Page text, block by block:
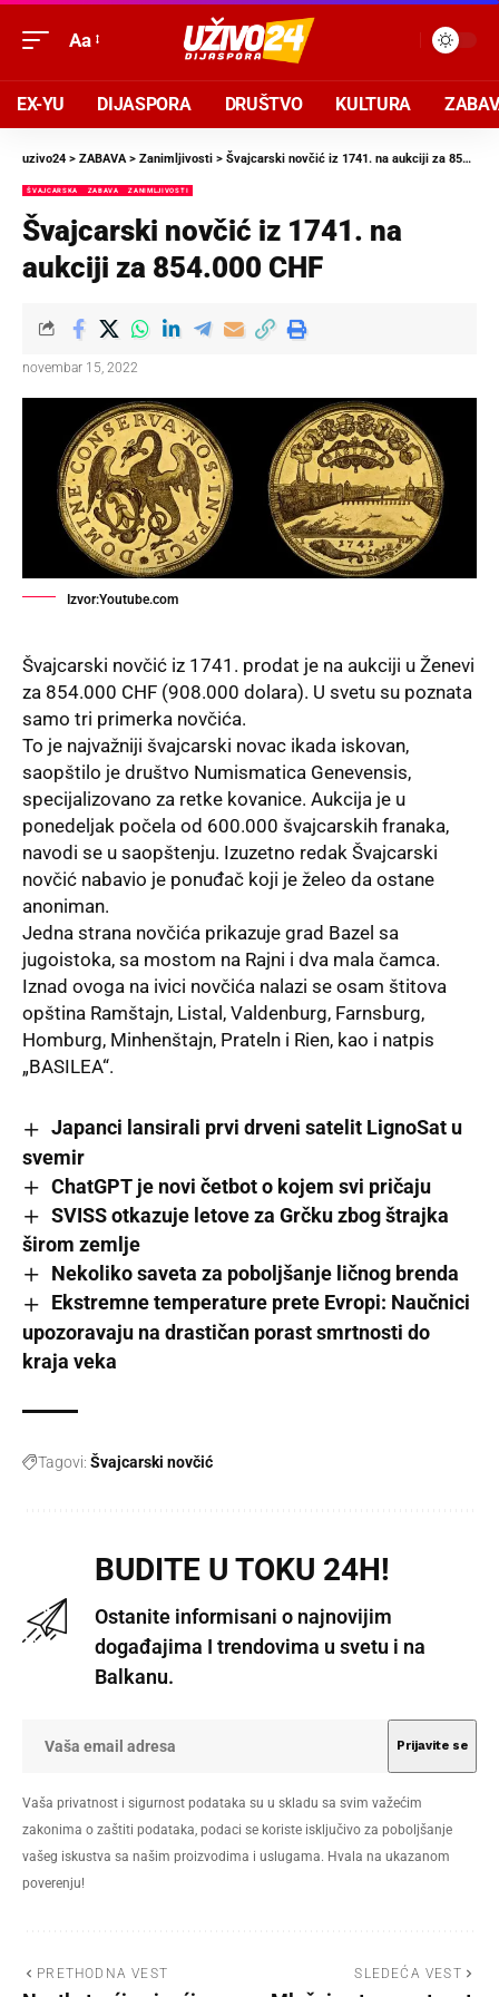
Aa
EX-YU DIJASPORA DRUŠTVO KULTURA
uzivo24 > ZABAVA> Zanimljivosti > Švajcarski novčić iz 1741. na aukciji za 854.000 CHF
ŠVAJCARSKA ZABAVA ZANIMLJIVOSTI
Švajcarski novčić iz 1741. na
aukciji za 854.000 CHF
novembar 15, 2022
Izvor:Youtube.com
Švajcarski novčić iz 1741. prodat je na aukciji u Ženevi
za 854.000 CHF (908.000 dolara). U svetu su poznata
samo tri primerka novčića.
To je najvažniji švajcarski novac ikada iskovan,
saopštilo je društvo Numismatica Genevensis,
specijalizovano za retke kovanice. Aukcija je u
ponedeljak počela od 600.000 švajcarskih franaka,
navodi se u saopštenju. Izuzetno redak Švajcarski
novčić nabavio je ponuđač koji je želeo da ostane
anoniman.
Jedna strana novčića prikazuje grad Bazel sa
jugoistoka, sa mostom na Rajni i dva mala čamca.
Iznad ovoga na ivici novčića nalazi se osam štitova
opština Ramštajn, Listal, Valdenburg, Farnsburg,
Homburg, Minhenštajn, Prateln i Rien, kao i natpis
„BASILEA“.
Japanci lansirali prvi drveni satelit LignoSat u
svemir
ChatGPT je novi četbot o kojem svi pričaju
SVISS otkazuje letove za Grčku zbog štrajka
širom zemlje
Nekoliko saveta za poboljšanje ličnog brenda
Ekstremne temperature prete Evropi: Naučnici
upozoravaju na drastičan porast smrtnosti do
kraja veka
Tagovi: Švajcarski novčić
BUDITE U TOKU 24H!
Ostanite informisani o najnovijim
događajima I trendovima u svetu i na
Balkanu.
Vaša privatnost i sigurnost podataka su u skladu sa svim važećim
zakonima o zaštiti podataka, podaci se koriste isključivo za poboljšanje
vašeg iskustva sa našim proizvodima i uslugama. Hvala na ukazanom
poverenju!
PRETHODNA VEST SLEDEĆA VEST